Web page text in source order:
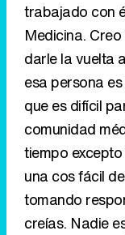
trabajado con
Medicina.
darle la vuelta
esa persona
que es difícil
comunidad
tiempo
una cos fácil
tomando
creías. Nadie